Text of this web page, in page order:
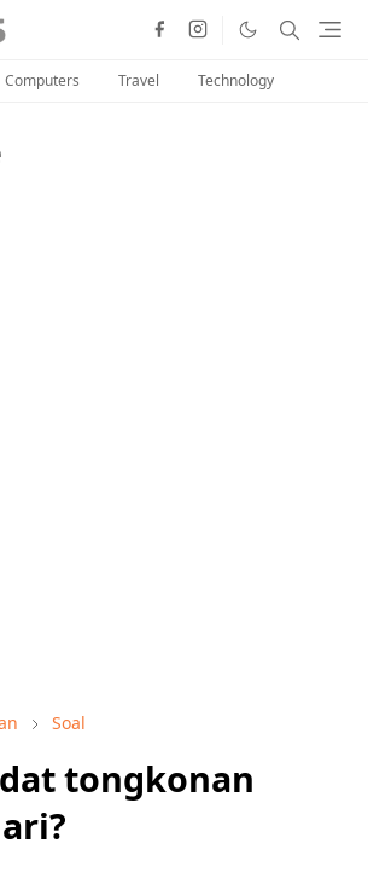
Computers Travel Technology
Soal
tongkonan